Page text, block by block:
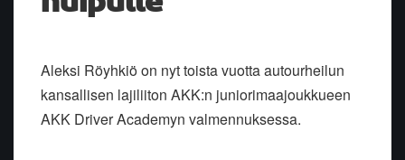
Aleksi Röyhkiö on nyt toista vuotta autourheilun
kansallisen lajiliiton AKK:n juniorimaajoukkueen
AKK Driver Academyn valmennuksessa.